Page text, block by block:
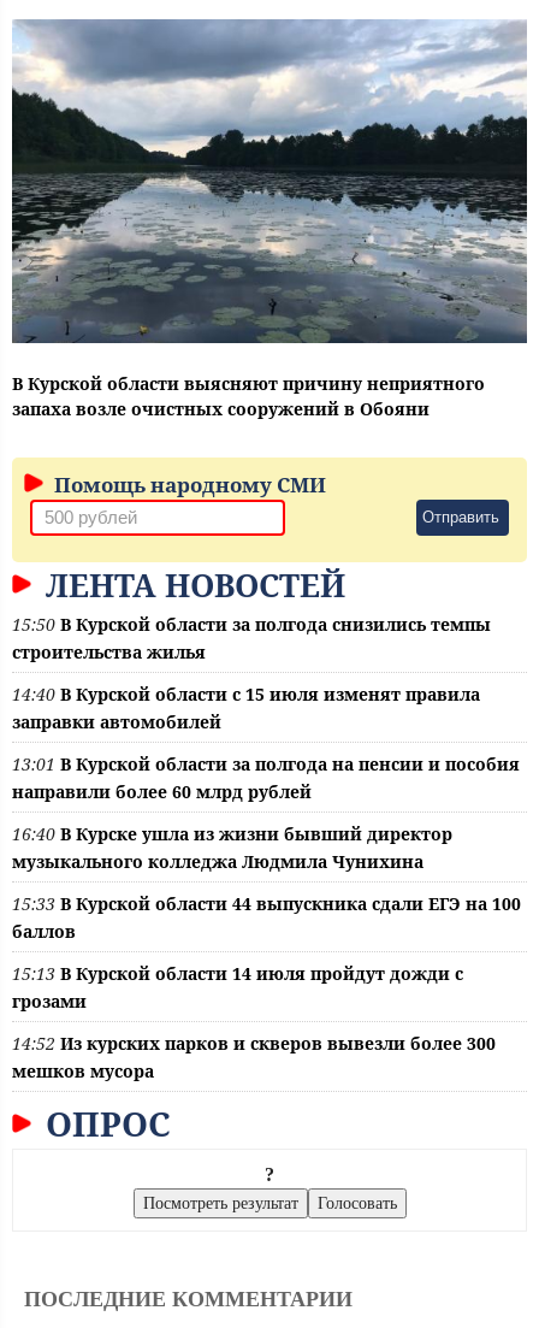
В Курской области выясняют причину неприятного
запаха возле очистных сооружений в Обояни
Помощь народному СМИ
Отправить
ЛЕНТА НОВОСТЕЙ
15:50 В Курской области за полгода снизились темпы
строительства жилья
14:40 В Курской области с 15 июля изменят правила
заправки автомобилей
13:01 В Курской области за полгода на пенсии и пособия
направили более 60 млрд рублей
16:40 В Курске ушла из жизни бывший директор
музыкального колледжа Людмила Чунихина
15:33 В Курской области 44 выпускника сдали ЕГЭ на 100
баллов
15:13 В Курской области 14 июля пройдут дожди с
грозами
14:52 Из курских парков и скверов вывезли более 300
мешков мусора
ОПРОС
?
ПОСЛЕДНИЕ КОММЕНТАРИИ